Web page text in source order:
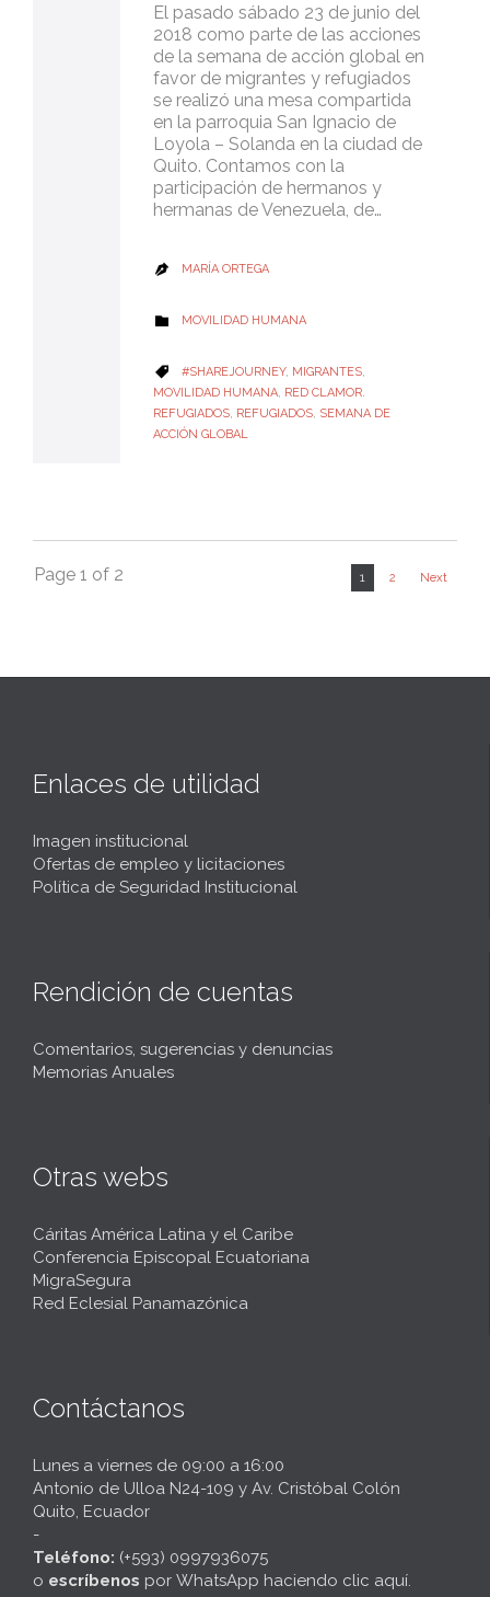
El pasado sábado 23 de junio del
2018 como parte de las acciones
de la semana de acción global en
favor de migrantes y refugiados
se realizó una mesa compartida
en la parroquia San Ignacio de
Loyola – Solanda en la ciudad de
Quito. Contamos con la
participación de hermanos y
hermanas de Venezuela, de…
 MARÍA ORTEGA
 CATEGORY
MOVILIDAD HUMANA
 CATEGORY
#SHAREJOURNEY, MIGRANTES,
MOVILIDAD HUMANA, RED CLAMOR.
REFUGIADOS, REFUGIADOS, SEMANA DE
ACCIÓN GLOBAL
Page 1 of 2 1 2 Next
Enlaces de utilidad
Imagen institucional
Ofertas de empleo y licitaciones
Política de Seguridad Institucional
Rendición de cuentas
Comentarios, sugerencias y denuncias
Memorias Anuales
Otras webs
Cáritas América Latina y el Caribe
Conferencia Episcopal Ecuatoriana
MigraSegura
Red Eclesial Panamazónica
Contáctanos
Lunes a viernes de 09:00 a 16:00
Antonio de Ulloa N24-109 y Av. Cristóbal Colón
Quito, Ecuador
-
Teléfono: (+593) 0997936075
o escríbenos por WhatsApp haciendo clic aquí.